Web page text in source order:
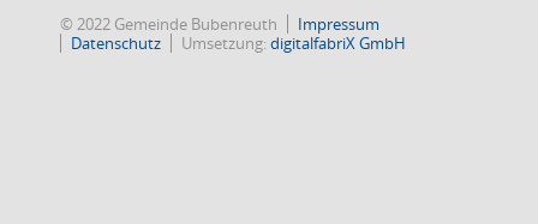
© 2022 Gemeinde Bubenreuth
Impressum
Datenschutz
Umsetzung:digitalfabriX GmbH